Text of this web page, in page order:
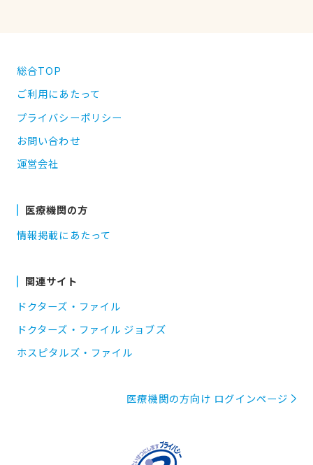
総合TOP
ご利用にあたって
プライバシーポリシー
お問い合わせ
運営会社
医療機関の方
情報掲載にあたって
関連サイト
ドクターズ・ファイル
ドクターズ・ファイル ジョブズ
ホスピタルズ・ファイル
医療機関の方向け ログインページ